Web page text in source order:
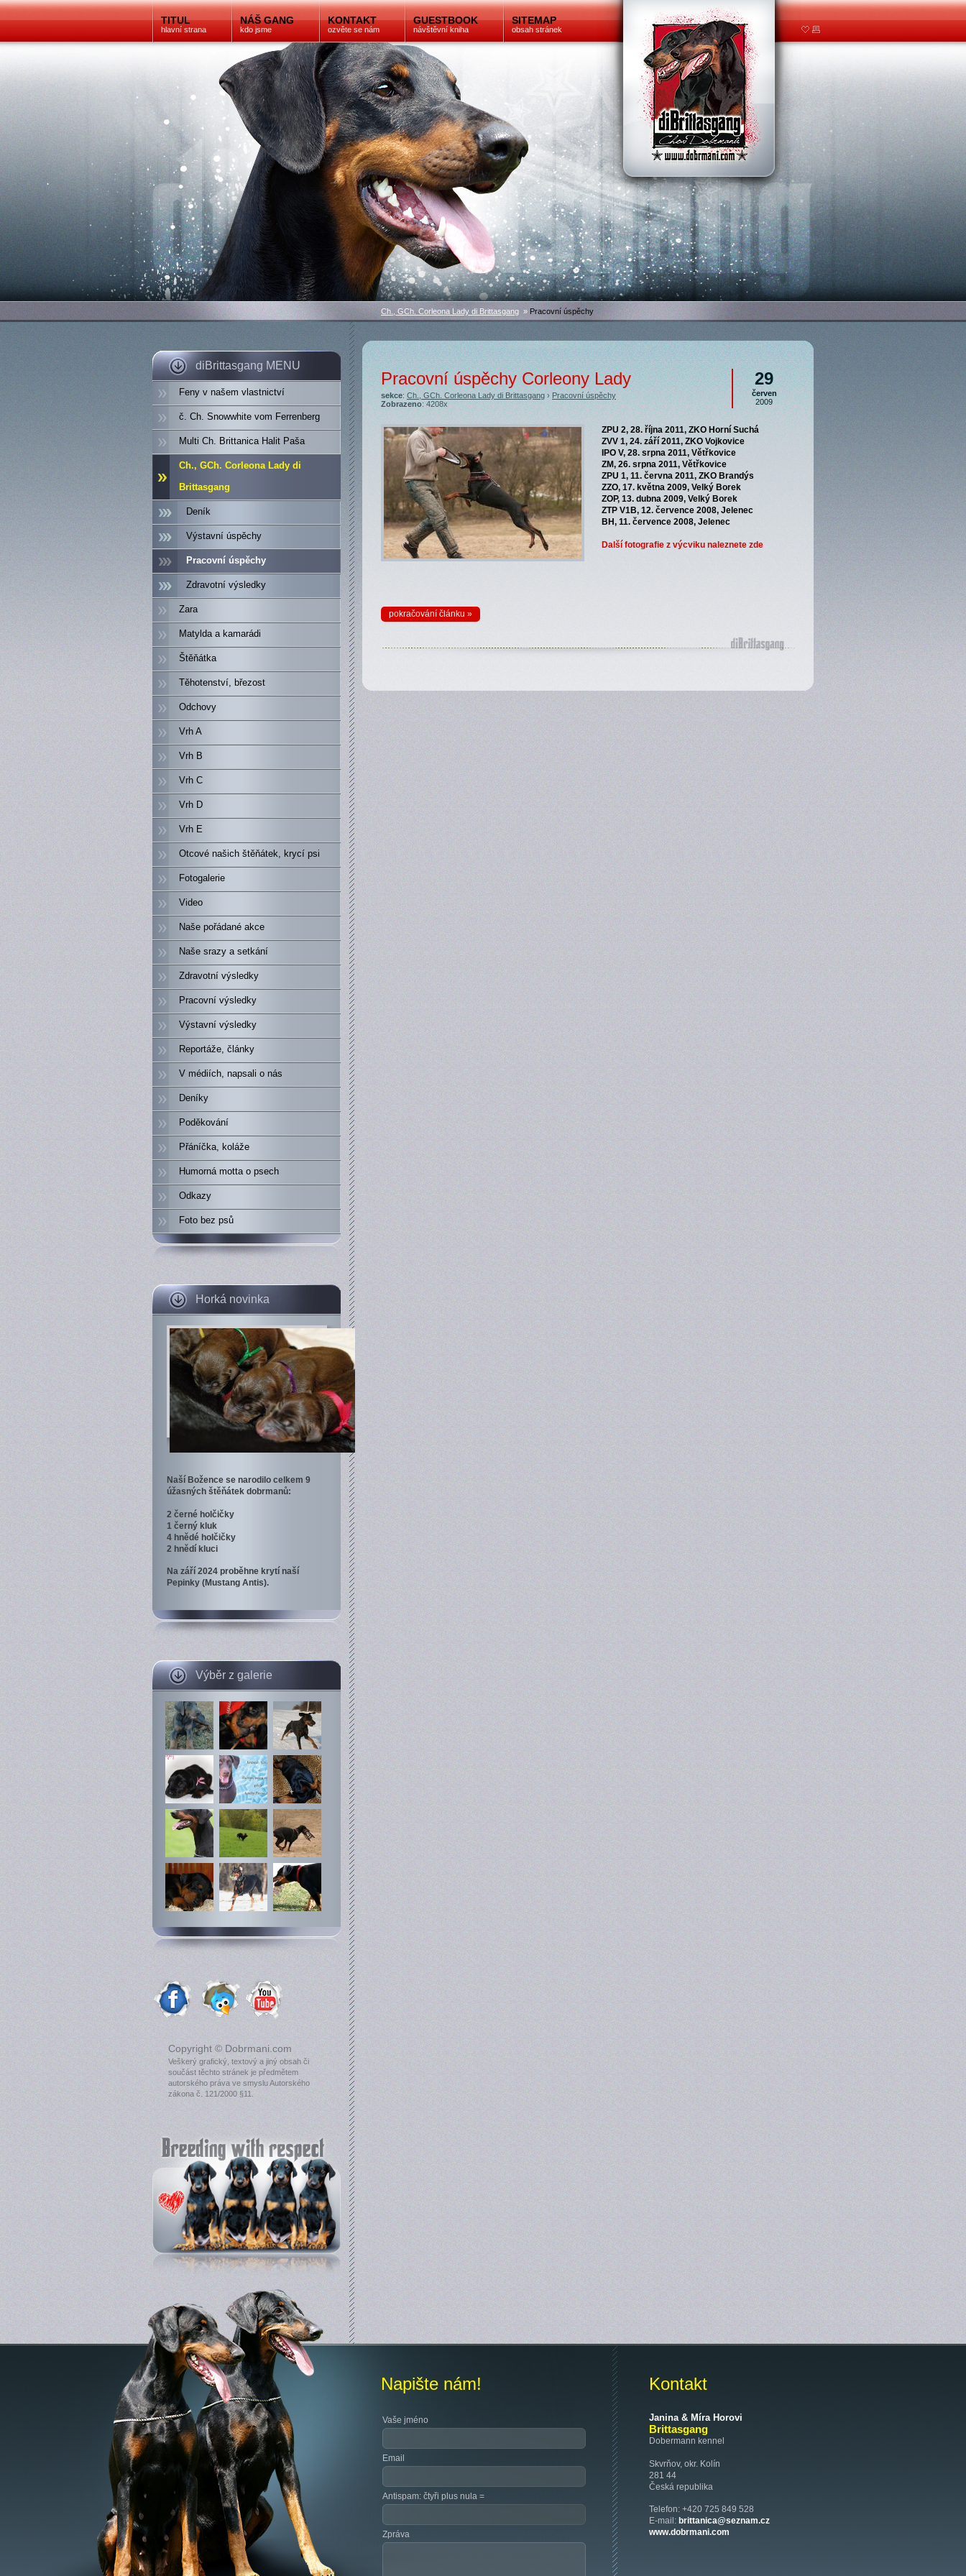
TITUL
hlavní strana
NÁŠ GANG
kdo jsme
KONTAKT
ozvěte se nám
GUESTBOOK
návštěvní kniha
SITEMAP
obsah stránek
diBrittasgang MENU
Feny v našem vlastnictví
č. Ch. Snowwhite vom Ferrenberg
Multi Ch. Brittanica Halit Paša
Ch., GCh. Corleona Lady di
Brittasgang
Deník
Výstavní úspěchy
Pracovní úspěchy
Zdravotní výsledky
Zara
Matylda a kamarádi
Štěňátka
Těhotenství, březost
Odchovy
Vrh A
Vrh B
Vrh C
Vrh D
Vrh E
Otcové našich štěňátek, krycí psi
Fotogalerie
Video
Naše pořádané akce
Naše srazy a setkání
Zdravotní výsledky
Pracovní výsledky
Výstavní výsledky
Reportáže, články
V médiích, napsali o nás
Deníky
Poděkování
Přáníčka, koláže
Humorná motta o psech
Odkazy
Foto bez psů
Horká novinka
Naší Božence se narodilo celkem 9
úžasných štěňátek dobrmanů:
2 černé holčičky
1 černý kluk
4 hnědé holčičky
2 hnědí kluci
Na září 2024 proběhne krytí naší
Pepinky (Mustang Antis).
Výběr z galerie
Copyright © Dobrmani.com
Veškerý grafický, textový a jiný obsah či
součást těchto stránek je předmětem
autorského práva ve smyslu Autorského
zákona č. 121/2000 §11.
Ch., GCh. Corleona Lady di Brittasgang » Pracovní úspěchy
29
červen
2009
Pracovní úspěchy Corleony Lady
sekce:Ch., GCh. Corleona Lady di Brittasgang› Pracovní úspěchy
Zobrazeno: 4208x
ZPU 2, 28. října 2011, ZKO Horní Suchá
ZVV 1, 24. září 2011, ZKO Vojkovice
IPO V, 28. srpna 2011, Větřkovice
ZM, 26. srpna 2011, Větřkovice
ZPU 1, 11. června 2011, ZKO Brandýs
ZZO, 17. května 2009, Velký Borek
ZOP, 13. dubna 2009, Velký Borek
ZTP V1B, 12. července 2008, Jelenec
BH, 11. července 2008, Jelenec
Další fotografie z výcviku naleznete zde
pokračování článku »
Napište nám!
Vaše jméno
Email
Antispam: čtyři plus nula =
Zpráva
Kontakt
Janina & Míra Horovi
Brittasgang
Dobermann kennel
Skvrňov, okr. Kolín
281 44
Česká republika
Telefon: +420 725 849 528
E-mail: brittanica@seznam.cz
www.dobrmani.com